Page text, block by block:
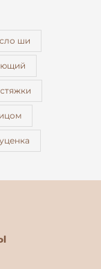
ши
уценка